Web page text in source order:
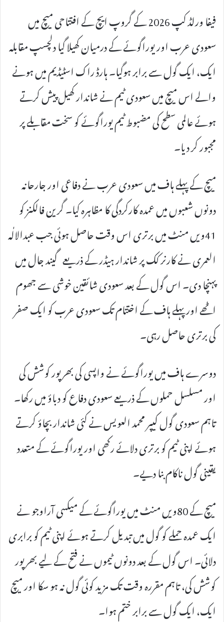
فیفا ورلڈ کپ 2026 کے گروپ ایچ کے افتتاحی میچ میں
سعودی عرب اور یوراگوئے کے درمیان کھیلا گیا دلچسپ مقابلہ
ایک، ایک گول سے برابر ہوگیا۔ ہارڈ راک اسٹیڈیم میں ہونے
والے اس میچ میں سعودی ٹیم نے شاندار کھیل پیش کرتے
ہوئے عالمی سطح کی مضبوط ٹیم یوراگوئے کو سخت مقابلے پر
مجبور کر دیا۔
میچ کے پہلے ہاف میں سعودی عرب نے دفاعی اور جارحانہ
دونوں شعبوں میں عمدہ کارکردگی کا مظاہرہ کیا۔ گرین فالکنز کو
41ویں منٹ میں برتری اس وقت حاصل ہوئی جب عبدالالٰہ
العمری نے کارنر کک پر شاندار ہیڈر کے ذریعے گیند جال میں
پہنچا دی۔ اس گول کے بعد سعودی شائقین خوشی سے جھوم
اٹھے اور پہلے ہاف کے اختتام تک سعودی عرب کو ایک صفر
کی برتری حاصل رہی۔
دوسرے ہاف میں یوراگوئے نے واپسی کی بھرپور کوشش کی
اور مسلسل حملوں کے ذریعے سعودی دفاع کو دباؤ میں رکھا۔
تاہم سعودی گول کیپر محمد العویس نے کئی شاندار بچاؤ کرتے
ہوئے اپنی ٹیم کو برتری دلائے رکھی اور یوراگوئے کے متعدد
یقینی گول ناکام بنا دیے۔
میچ کے 80ویں منٹ میں یوراگوئے کے میکسی آراوجو نے
ایک عمدہ حملے کو گول میں تبدیل کرتے ہوئے اپنی ٹیم کو برابری
دلائی۔ اس گول کے بعد دونوں ٹیموں نے فتح کے لیے بھرپور
کوشش کی، تاہم مقررہ وقت تک مزید کوئی گول نہ ہو سکا اور میچ
ایک، ایک گول سے برابر ختم ہوا۔